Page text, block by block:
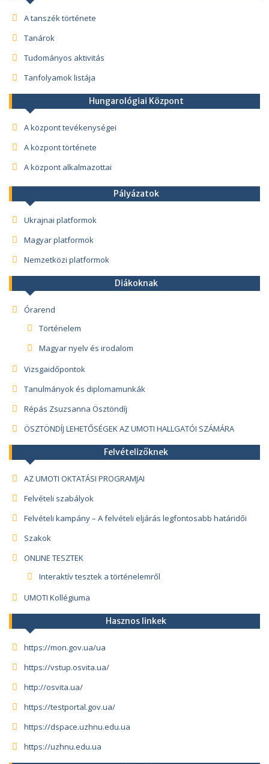
A tanszék története
Tanárok
Tudományos aktivitás
Tanfolyamok listája
Hungarológiai Központ
A központ tevékenységei
A központ története
A központ alkalmazottai
Pályázatok
Ukrajnai platformok
Magyar platformok
Nemzetközi platformok
Diákoknak
Órarend
Történelem
Magyar nyelv és irodalom
Vizsgaidőpontok
Tanulmányok és diplomamunkák
Répás Zsuzsanna Ösztöndíj
ÖSZTÖNDÍJ LEHETŐSÉGEK AZ UMOTI HALLGATÓI SZÁMÁRA
Felvételizőknek
AZ UMOTI OKTATÁSI PROGRAMJAI
Felvételi szabályok
Felvételi kampány – A felvételi eljárás legfontosabb határidői
Szakok
ONLINE TESZTEK
Interaktív tesztek a történelemről
UMOTI Kollégiuma
Hasznos linkek
https://mon.gov.ua/ua
https://vstup.osvita.ua/
http://osvita.ua/
https://testportal.gov.ua/
https://dspace.uzhnu.edu.ua
https://uzhnu.edu.ua